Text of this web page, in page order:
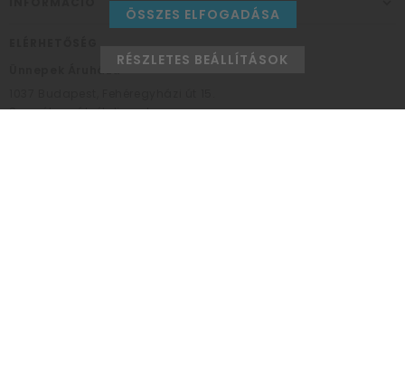
Ünnepek Áruháza
Személyes átvételi pont
ÖSSZES ELFOGADÁSA
RÉSZLETES BEÁLLÍTÁSOK